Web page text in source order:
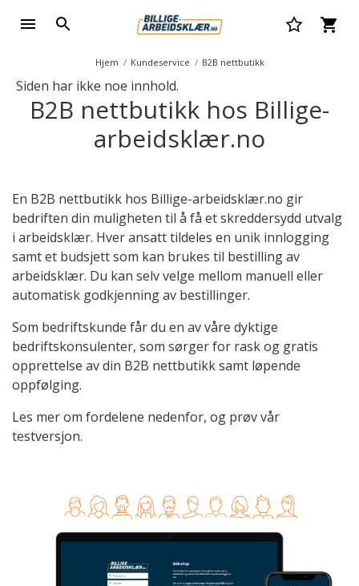
Hjem Kundeservice B2B nettbutikk
Siden har ikke noe innhold.
B2B nettbutikk hos Billige-
arbeidsklær.no
En B2B nettbutikk hos Billige-arbeidsklær.no gir
bedriften din muligheten til å få et skreddersydd utvalg
i arbeidsklær. Hver ansatt tildeles en unik innlogging
samt et budsjett som kan brukes til bestilling av
arbeidsklær. Du kan selv velge mellom manuell eller
automatisk godkjenning av bestillinger.
Som bedriftskunde får du en av våre dyktige
bedriftskonsulenter, som sørger for rask og gratis
opprettelse av din B2B nettbutikk samt løpende
oppfølging.
Les mer om fordelene nedenfor, og prøv vår
testversjon.